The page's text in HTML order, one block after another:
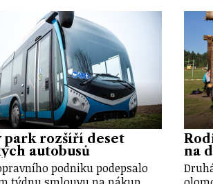
park rozšíří deset
autobusů
podniku podepsalo
na